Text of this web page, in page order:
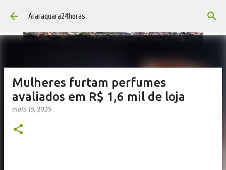
Pular para o conteúdo principal
Araraquara24horas
Mulheres furtam perfumes
avaliados em R$ 1,6 mil de loja
maio 15, 2025